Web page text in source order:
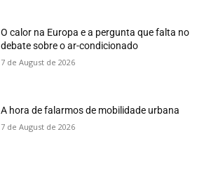
O calor na Europa e a pergunta que falta no
debate sobre o ar-condicionado
7 de August de 2026
A hora de falarmos de mobilidade urbana
7 de August de 2026